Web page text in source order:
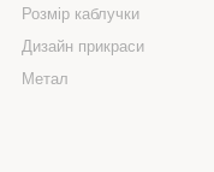
Розмір каблучки
Дизайн прикраси
Метал